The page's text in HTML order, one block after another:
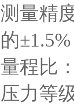
测量精
的
量程比
压力等